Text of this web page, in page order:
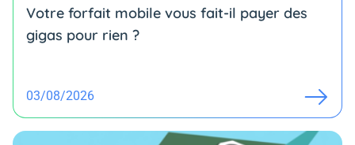
Votre forfait mobile vous fait-il payer des
gigas pour rien ?
03/08/2026